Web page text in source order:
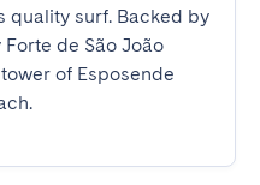
quality surf. Backed by
de São João
of Esposende